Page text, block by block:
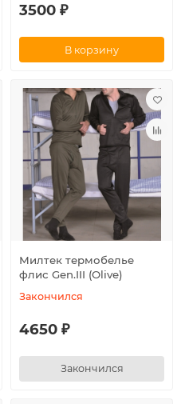
3500 ₽
В корзину
Милтек термобелье
флис Gen.III (Olive)
Закончился
4650 ₽
Закончился